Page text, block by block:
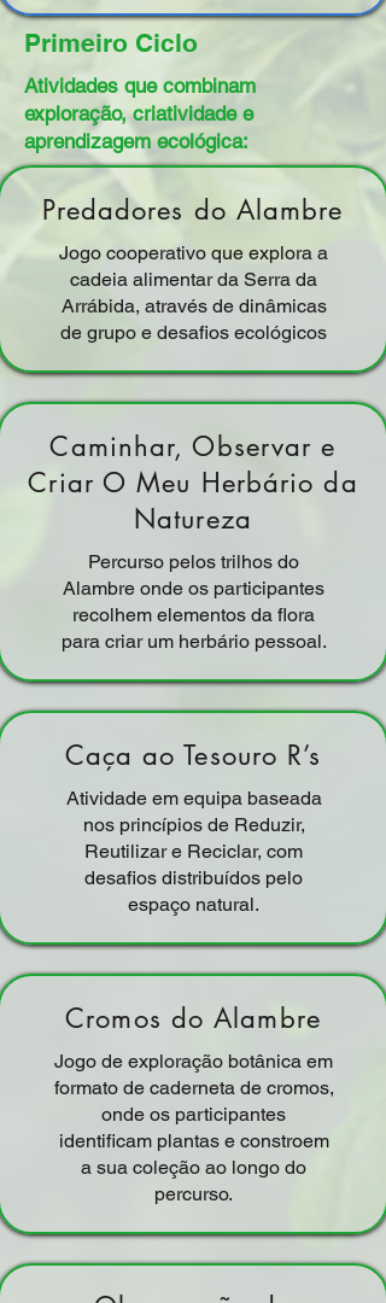
Primeiro Ciclo
Atividades que combinam
exploração, criatividade e
aprendizagem ecológica:
Predadores do Alambre
Jogo cooperativo que explora a
cadeia alimentar da Serra da
Arrábida, através de dinâmicas
de grupo e desafios ecológicos
Caminhar, Observar e
Criar O Meu Herbário da
Natureza
Percurso pelos trilhos do
Alambre onde os participantes
recolhem elementos da flora
para criar um herbário pessoal.
Caça ao Tesouro R’s
Atividade em equipa baseada
nos princípios de Reduzir,
Reutilizar e Reciclar, com
desafios distribuídos pelo
espaço natural.
Cromos do Alambre
Jogo de exploração botânica em
formato de caderneta de cromos,
onde os participantes
identificam plantas e constroem
a sua coleção ao longo do
percurso.